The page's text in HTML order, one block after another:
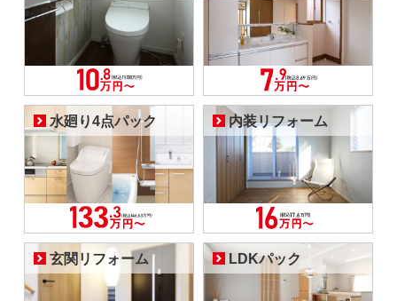
水廻り4点パック 内装リフォーム
玄関リフォーム LDKパック